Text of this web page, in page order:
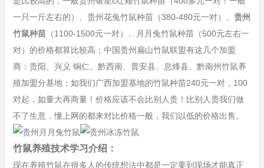
一只一斤左右的）、贵州花兔竹鼠种苗（380-480元一对）、 贵州
竹鼠种苗（1100-1500元一对）、月月兔竹鼠种苗（500元左右一
对）的价格都算比较高；中国贵州扁山竹鼠联盟有这几个加盟
商：贵阳、兴义 铜仁、黔西南、普安县、息烽县、黔南州竹鼠养
殖加盟分基地；如我们广西加盟基地的竹鼠种苗240元一对，100
对起，如量大再商量！价格应该不会比别人贵！比别人贵我们做
不了生意，懂上网的都来对比价格一般，我们以低的价格出售。
竹鼠养殖技术学习介绍：
现在养殖竹鼠在很多人的传统想法中都是一定要到现场才能真正